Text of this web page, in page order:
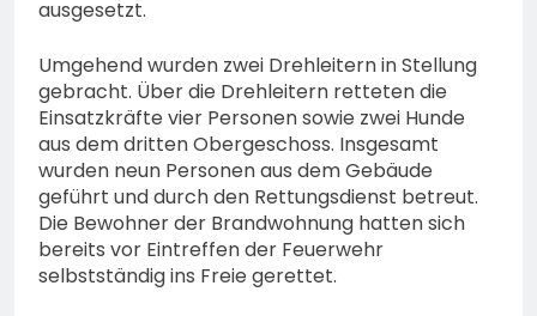
ausgesetzt.
Umgehend wurden zwei Drehleitern in Stellung
gebracht. Über die Drehleitern retteten die
Einsatzkräfte vier Personen sowie zwei Hunde
aus dem dritten Obergeschoss. Insgesamt
wurden neun Personen aus dem Gebäude
geführt und durch den Rettungsdienst betreut.
Die Bewohner der Brandwohnung hatten sich
bereits vor Eintreffen der Feuerwehr
selbstständig ins Freie gerettet.